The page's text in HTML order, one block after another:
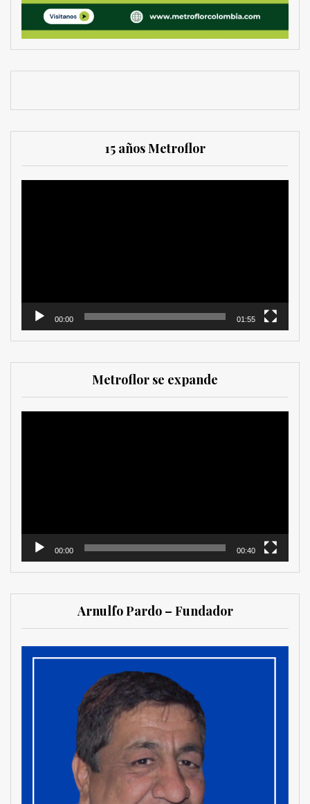
15 años Metroflor
00:00 01:55
Metroflor se expande
00:00 00:40
Arnulfo Pardo – Fundador
MetroChat